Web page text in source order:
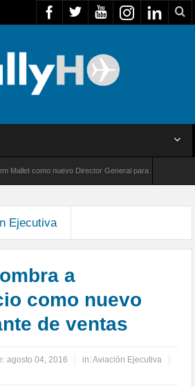
como nuevo Director General para América Latina
Ejecutiva
a
como nuevo
de ventas
agosto 04, 2016 in:Aviación Ejecutiva